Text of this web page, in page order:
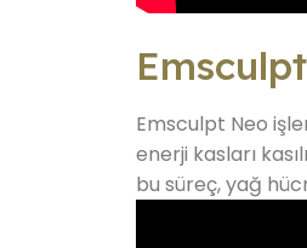
Emsculpt
Emsculpt Neo
enerji kasları
bu süreç, yağ